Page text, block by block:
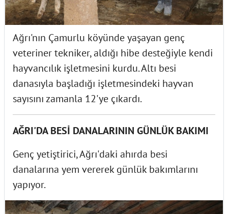
Ağrı'nın Çamurlu köyünde yaşayan genç
veteriner tekniker, aldığı hibe desteğiyle kendi
hayvancılık işletmesini kurdu. Altı besi
danasıyla başladığı işletmesindeki hayvan
sayısını zamanla 12'ye çıkardı.
AĞRI'DA BESİ DANALARININ GÜNLÜK BAKIMI
Genç yetiştirici, Ağrı'daki ahırda besi
danalarına yem vererek günlük bakımlarını
yapıyor.